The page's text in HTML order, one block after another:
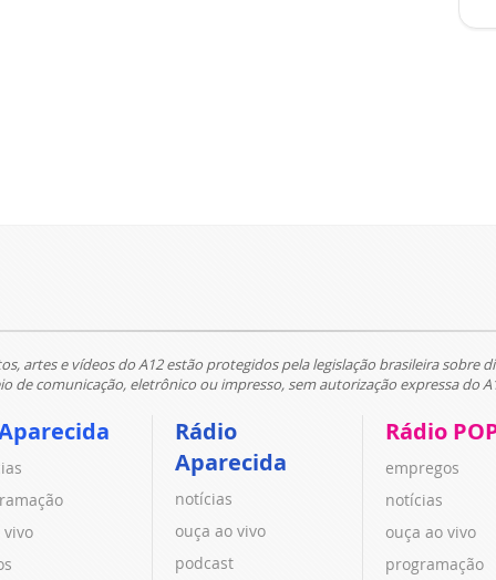
artes e vídeos do A12 estão protegidos pela legislação brasileira sobre
comunicação, eletrônico ou impresso, sem autorização expressa do
vivo
Rádio
Aparecida
notícias
ouça ao vivo
podcast
Rádio
empregos
notícias
ouça ao vivo
programação